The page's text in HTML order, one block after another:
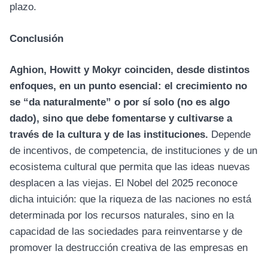
plazo.
Conclusión
Aghion, Howitt y Mokyr coinciden, desde distintos
enfoques, en un punto esencial: el crecimiento no
se “da naturalmente” o por sí solo (no es algo
dado), sino que debe fomentarse y cultivarse a
través de la cultura y de las instituciones. Depende
de incentivos, de competencia, de instituciones y de un
ecosistema cultural que permita que las ideas nuevas
desplacen a las viejas. El Nobel del 2025 reconoce
dicha intuición: que la riqueza de las naciones no está
determinada por los recursos naturales, sino en la
capacidad de las sociedades para reinventarse y de
promover la destrucción creativa de las empresas en